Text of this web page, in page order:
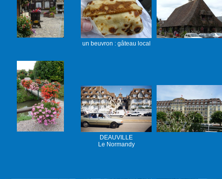
un beuvron : gâteau local
DEAUVILLE
Le Normandy